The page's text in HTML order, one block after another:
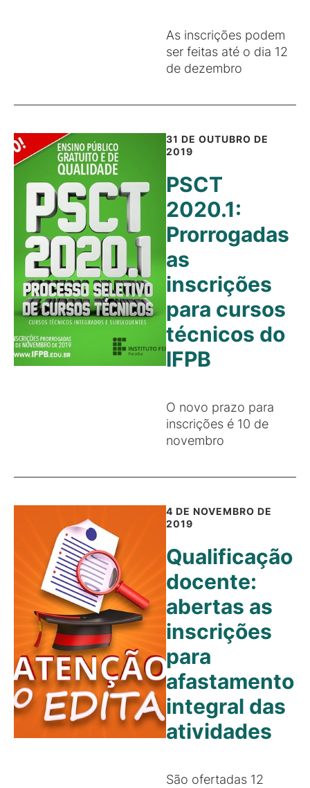
As inscrições podem
ser feitas até o dia 12
de dezembro
31 DE OUTUBRO DE
2019
PSCT
2020.1:
Prorrogadas
as
inscrições
para cursos
técnicos do
IFPB
O novo prazo para
inscrições é 10 de
novembro
4 DE NOVEMBRO DE
2019
Qualificação
docente:
abertas as
inscrições
para
afastamento
integral das
atividades
São ofertadas 12